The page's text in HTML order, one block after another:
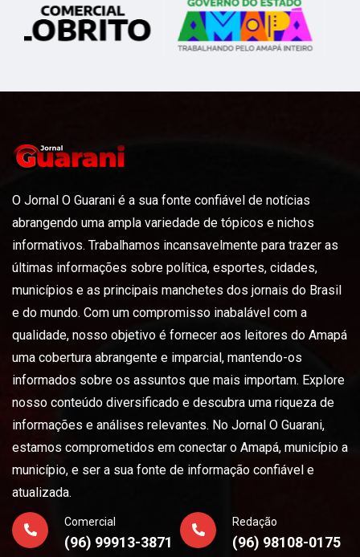
O Jornal O Guarani é a sua fonte confiável de notícias
abrangendo uma ampla variedade de tópicos e nichos
informativos. Trabalhamos incansavelmente para trazer as
últimas informações sobre política, esportes, cidades,
municípios e as principais manchetes dos jornais do Brasil
e do mundo. Com um compromisso inabalável com a
qualidade, nosso objetivo é fornecer aos leitores do Amapá
uma cobertura abrangente e imparcial, mantendo-os
informados sobre os assuntos que mais importam. Explore
nosso conteúdo diversificado e descubra uma riqueza de
informações e análises relevantes. No Jornal O Guarani,
estamos comprometidos em conectar o Amapá, município a
município, e ser a sua fonte de informação confiável e
atualizada.
Comercial
(96) 99913-3871
Redação
(96) 98108-0175